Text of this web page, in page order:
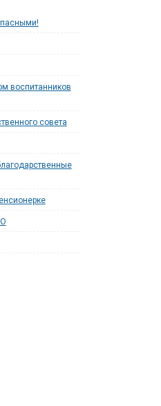
воспитанников
совета